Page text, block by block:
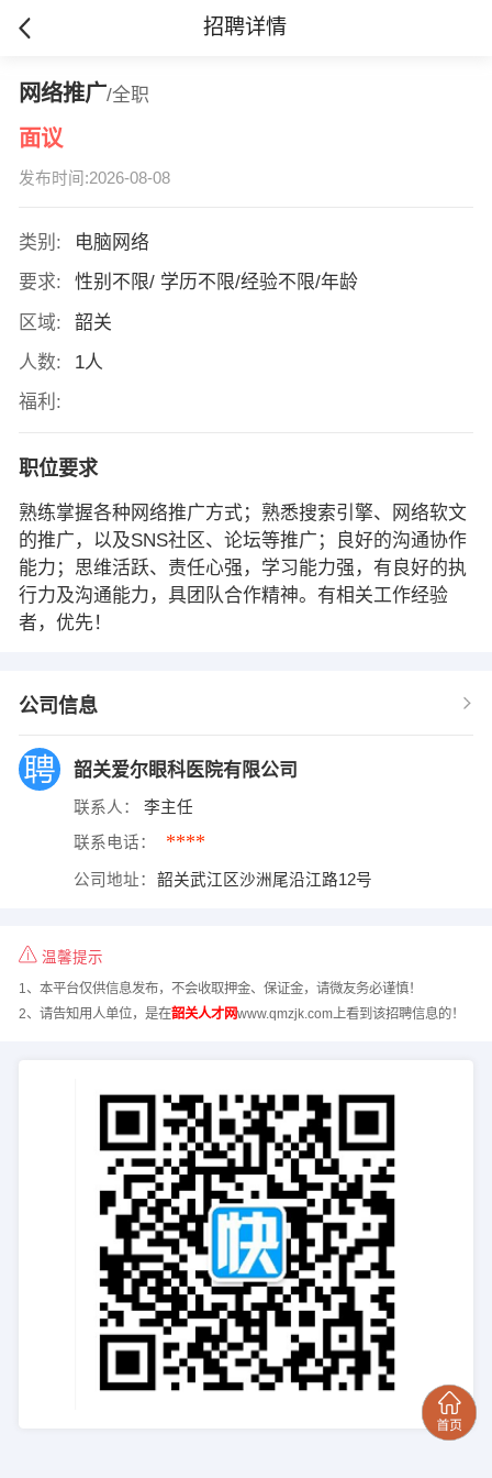
招聘详情
网络推广/全职
面议
发布时间:2026-08-08
类别:
电脑网络
要求:
性别不限/ 学历不限/经验不限/年龄
区域:
韶关
人数:
1人
福利:
职位要求
熟练掌握各种网络推广方式；熟悉搜索引擎、网络软文
的推广，以及SNS社区、论坛等推广；良好的沟通协作
能力；思维活跃、责任心强，学习能力强，有良好的执
行力及沟通能力，具团队合作精神。有相关工作经验
者，优先！
公司信息
韶关爱尔眼科医院有限公司
联系人： 李主任
联系电话： ****
公司地址： 韶关武江区沙洲尾沿江路12号
温馨提示
1、本平台仅供信息发布，不会收取押金、保证金，请微友务必谨慎！
2、请告知用人单位，是在韶关人才网www.qmzjk.com上看到该招聘信息的！